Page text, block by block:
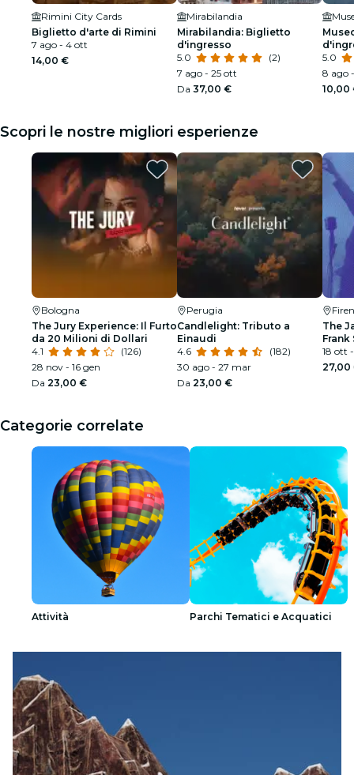
Rimini City Cards
Biglietto d'arte di Rimini
7 ago - 4 ott
14,00 €
Mirabilandia
Mirabilandia: Biglietto
d'ingresso
5.0
(2)
7 ago - 25 ott
Da 37,00 €
5.0
8 ago
10,00
Scopri le nostre migliori esperienze
Bologna
The Jury Experience: Il Furto
da 20 Milioni di Dollari
4.1
(126)
28 nov - 16 gen
Da 23,00 €
Perugia
Candlelight: Tributo a
Einaudi
4.6
(182)
30 ago - 27 mar
Da 23,00 €
The
Frank
18 ott
27,00
Categorie correlate
Attività Parchi Tematici e Acquatici